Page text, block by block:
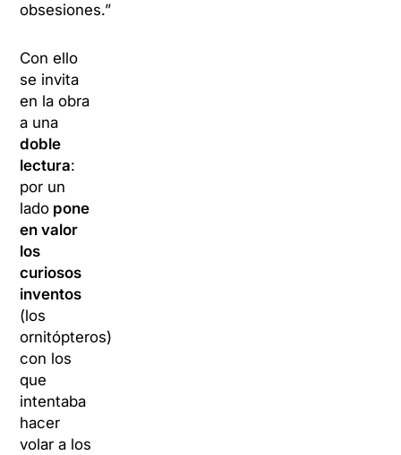
obsesiones.”
Con ello
se invita
en la obra
a una
doble
lectura:
por un
lado pone
en valor
los
curiosos
inventos
(los
ornitópteros)
con los
que
intentaba
hacer
volar a los